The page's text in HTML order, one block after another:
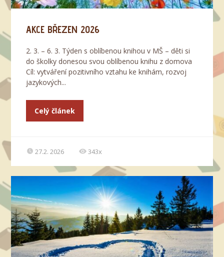
AKCE BŘEZEN 2026
2. 3. – 6. 3. Týden s oblíbenou knihou v MŠ – děti si
do školky donesou svou oblíbenou knihu z domova
Cíl: vytváření pozitivního vztahu ke knihám, rozvoj
jazykových...
Celý článek
27.2. 2026 343x